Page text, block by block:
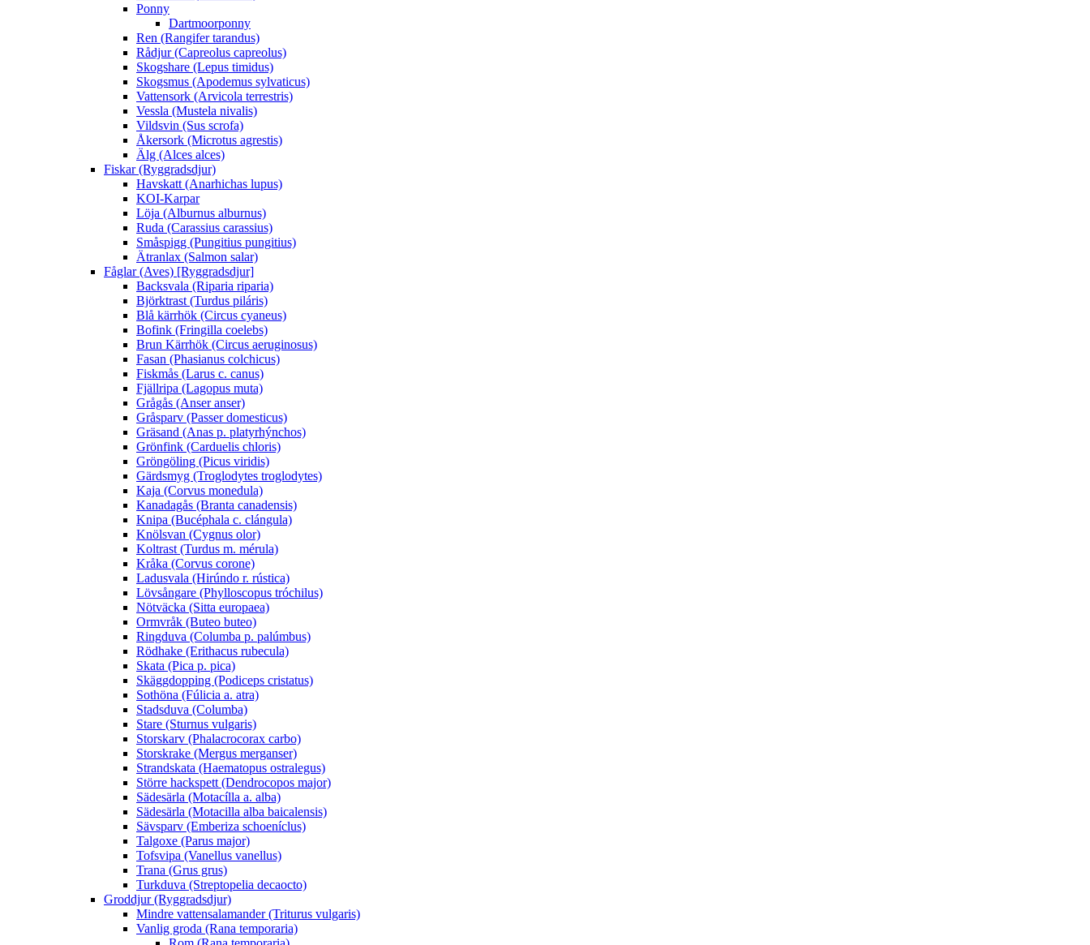
Ponny
Dartmoorponny
Ren (Rangifer tarandus)
Rådjur (Capreolus capreolus)
Skogshare (Lepus timidus)
Skogsmus (Apodemus sylvaticus)
Vattensork (Arvicola terrestris)
Vessla (Mustela nivalis)
Vildsvin (Sus scrofa)
Åkersork (Microtus agrestis)
Älg (Alces alces)
Fiskar (Ryggradsdjur)
Havskatt (Anarhichas lupus)
KOI-Karpar
Löja (Alburnus alburnus)
Ruda (Carassius carassius)
Småspigg (Pungitius pungitius)
Ätranlax (Salmon salar)
Fåglar (Aves) [Ryggradsdjur]
Backsvala (Riparia riparia)
Björktrast (Turdus piláris)
Blå kärrhök (Circus cyaneus)
Bofink (Fringilla coelebs)
Brun Kärrhök (Circus aeruginosus)
Fasan (Phasianus colchicus)
Fiskmås (Larus c. canus)
Fjällripa (Lagopus muta)
Grågås (Anser anser)
Gråsparv (Passer domesticus)
Gräsand (Anas p. platyrhýnchos)
Grönfink (Carduelis chloris)
Gröngöling (Picus viridis)
Gärdsmyg (Troglodytes troglodytes)
Kaja (Corvus monedula)
Kanadagås (Branta canadensis)
Knipa (Bucéphala c. clángula)
Knölsvan (Cygnus olor)
Koltrast (Turdus m. mérula)
Kråka (Corvus corone)
Ladusvala (Hirúndo r. rústica)
Lövsångare (Phylloscopus tróchilus)
Nötväcka (Sitta europaea)
Ormvråk (Buteo buteo)
Ringduva (Columba p. palúmbus)
Rödhake (Erithacus rubecula)
Skata (Pica p. pica)
Skäggdopping (Podiceps cristatus)
Sothöna (Fúlicia a. atra)
Stadsduva (Columba)
Stare (Sturnus vulgaris)
Storskarv (Phalacrocorax carbo)
Storskrake (Mergus merganser)
Strandskata (Haematopus ostralegus)
Större hackspett (Dendrocopos major)
Sädesärla (Motacílla a. alba)
Sädesärla (Motacilla alba baicalensis)
Sävsparv (Emberiza schoeníclus)
Talgoxe (Parus major)
Tofsvipa (Vanellus vanellus)
Trana (Grus grus)
Turkduva (Streptopelia decaocto)
Groddjur (Ryggradsdjur)
Mindre vattensalamander (Triturus vulgaris)
Vanlig groda (Rana temporaria)